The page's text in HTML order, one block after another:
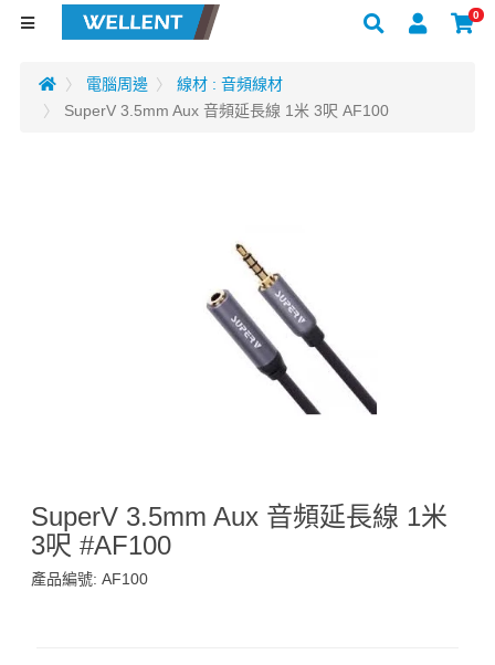
0
電腦周邊
線材 : 音頻線材
SuperV 3.5mm Aux 音頻延長線 1米 3呎 AF100
SuperV 3.5mm Aux 音頻延長線 1米
3呎 #AF100
產品編號: AF100